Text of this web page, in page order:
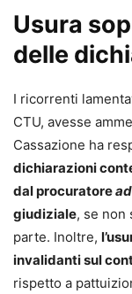
Usura
delle
I ricorrenti
CTU, avesse
Cassazione ha
dichiarazioni
dal procuratore
giudiziale, se non
parte. Inoltre,
invalidanti sul
rispetto a